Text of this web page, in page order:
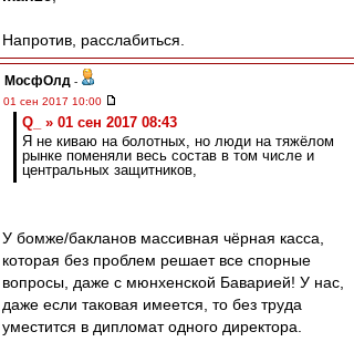
Напротив, расслабиться.
МосфОлд -
01 сен 2017 10:00
Q_ » 01 сен 2017 08:43
Я не киваю на болотных, но люди на тяжёлом
рынке поменяли весь состав в том числе и
центральных защитников,
У бомже/бакланов массивная чёрная касса,
которая без проблем решает все спорные
вопросы, даже с мюнхенской Баварией! У нас,
даже если таковая имеется, то без труда
уместится в дипломат одного директора.